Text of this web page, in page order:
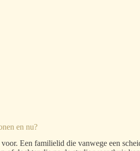
en nu?
Een familielid die vanwege een